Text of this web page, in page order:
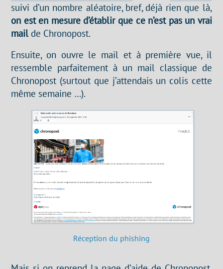
suivi d’un nombre aléatoire, bref, déjà rien que là,
on est en mesure d’établir que ce n’est pas un vrai
mail de Chronopost.
Ensuite, on ouvre le mail et à première vue, il
ressemble parfaitement à un mail classique de
Chronopost (surtout que j’attendais un colis cette
même semaine …).
Réception du phishing